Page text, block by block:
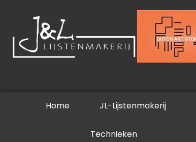
inhoud
Home JL-Lijstenmakerij
Technieken
naar: